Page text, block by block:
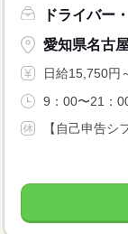
ドライバー
愛知県名古
日給15,750円
9：00〜21：
【自己申告シ